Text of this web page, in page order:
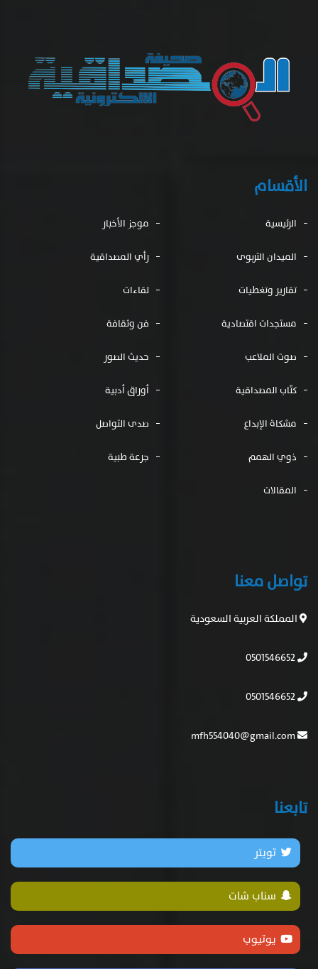
الأقسام
الرئيسية موجز الأخبار
الميدان التربوى رأي المصداقية
تقارير وتغطيات لقاءات
مستجدات اقتصادية فن وثقافة
صوت الملاعب حديث الصور
كتّاب المصداقية أوراق أدبية
مشكاة الإبداع صدى التواصل
ذوي الهمم جرعة طبية
المقالات
تواصل معنا
المملكة العربية السعودية
تابعنا
تويتر
سناب شات
يوتيوب